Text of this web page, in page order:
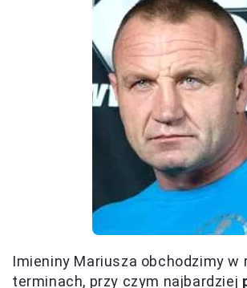
Imieniny Mariusza obchodzimy w
terminach, przy czym najbardziej